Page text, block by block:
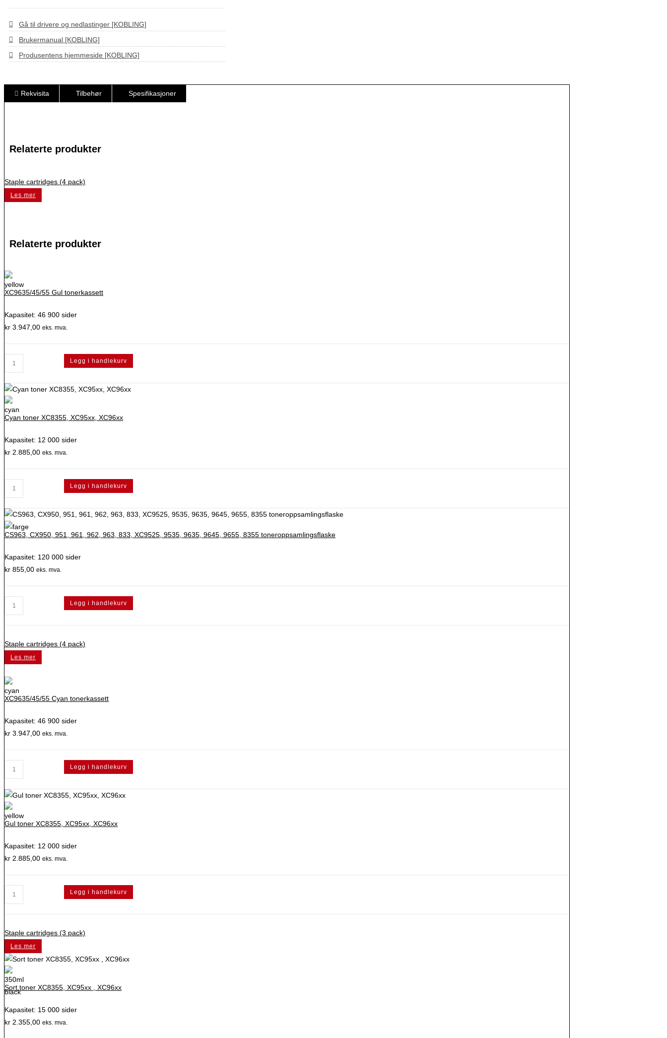
Gå til drivere og nedlastinger [KOBLING]
Brukermanual [KOBLING]
Produsentens hjemmeside [KOBLING]
Rekvisita Tilbehør Spesifikasjoner
Relaterte produkter
Staple cartridges (4 pack)
Les mer
Relaterte produkter
XC9635/45/55 Gul tonerkassett
Kapasitet: 46 900 sider
kr 3.947,00 eks. mva.
XC9635/45/55
Gul
tonerkassett
antall
Legg i handlekurv
Cyan toner XC8355, XC95xx, XC96xx
Kapasitet: 12 000 sider
kr 2.885,00 eks. mva.
Cyan
toner
XC8355,
XC95xx,
XC96xx
Legg i handlekurv
CS963, CX950, 951, 961, 962, 963, 833, XC9525, 9535, 9635, 9645, 9655, 8355 toneroppsamlingsflaske
Kapasitet: 120 000 sider
kr 855,00 eks. mva.
CS963,
CX950,
962,
963,
833,
XC9525,
9535,
9645,
9655,
toneroppsamlingsflaske
Legg i handlekurv
Staple cartridges (4 pack)
Les mer
XC9635/45/55 Cyan tonerkassett
Kapasitet: 46 900 sider
kr 3.947,00 eks. mva.
XC9635/45/55
Cyan
tonerkassett
antall
Legg i handlekurv
Gul toner XC8355, XC95xx, XC96xx
Kapasitet: 12 000 sider
kr 2.885,00 eks. mva.
Gul
toner
XC96xx
antall
Legg i handlekurv
Staple cartridges (3 pack)
Les mer
Sort toner XC8355, XC95xx , XC96xx
Kapasitet: 15 000 sider
kr 2.355,00 eks. mva.